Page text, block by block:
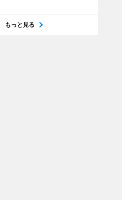
もっと見る